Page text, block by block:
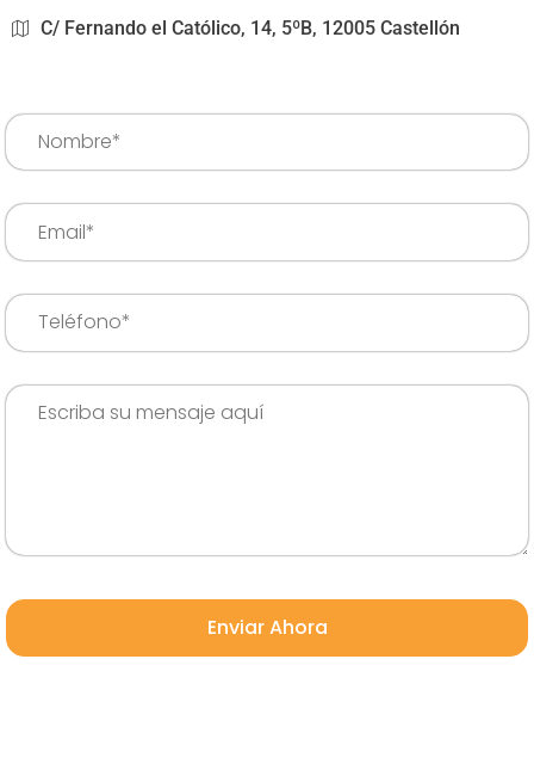
C/ Fernando el Católico, 14, 5ºB, 12005 Castellón